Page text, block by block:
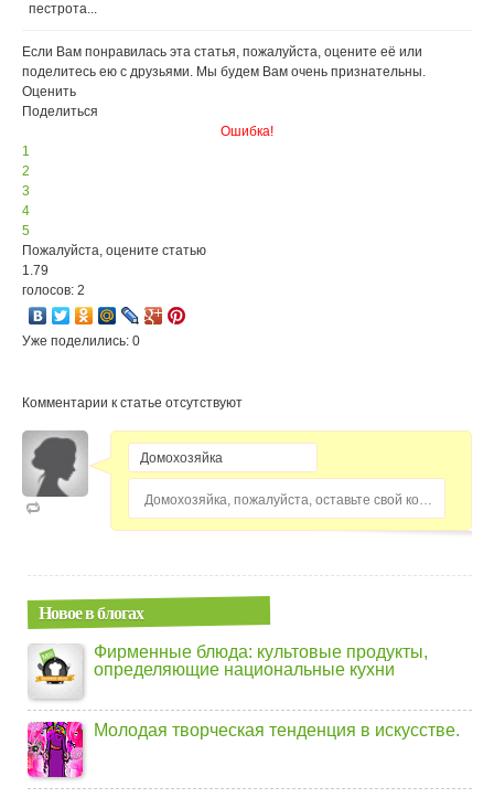
пестрота...
Если Вам понравилась эта статья, пожалуйста, оцените её или
поделитесь ею с друзьями. Мы будем Вам очень признательны.
Оценить
Поделиться
Ошибка!
1
2
3
4
5
Пожалуйста, оцените статью
1.79
голосов: 2
Уже поделились: 0
Комментарии к статье отсутствуют
Домохозяйка, пожалуйста, оставьте свой комментарий...
Новое в блогах
Фирменные блюда: культовые продукты,
определяющие национальные кухни
Молодая творческая тенденция в искусстве.